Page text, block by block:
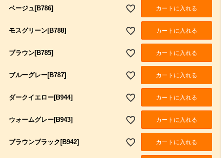
ベージュ[B786] カートに入れる
モスグリーン[B788] カートに入れる
ブラウン[B785] カートに入れる
ブルーグレー[B787] カートに入れる
ダークイエロー[B944] カートに入れる
ウォームグレー[B943] カートに入れる
ブラウンブラック[B942] カートに入れる